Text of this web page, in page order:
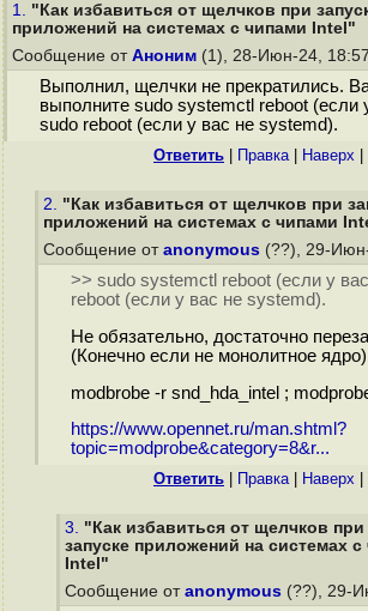
1. "Как избавиться от щелчков при
приложений на системах с чипами Intel"
Сообщение от Аноним (1), 28-Июн-24, 18:57
Выполнил, щелчки не прекратились.
выполните sudo systemctl reboot (если
sudo reboot (если у вас не systemd).
Ответить Правка| Наверх
2. "Как избавиться от щелчков при
приложений на системах с чипами
Сообщение от anonymous (??), 29-
>> sudo systemctl reboot (если у
reboot (если у вас не systemd).
Не обязательно, достаточно
(Конечно если не монолитное
modbrobe -r snd_hda_intel ;
https://www.opennet.ru/man.shtml?
topic=modprobe&category=8&r...
Ответить Правка| Наверх
3. "Как избавиться от щелчков при
запуске приложений на системах с
Intel"
Сообщение от anonymous (??), 29-